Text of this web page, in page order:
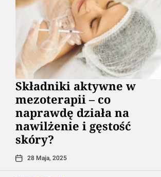
Składniki aktywne w
mezoterapii – co
naprawdę działa na
nawilżenie i gęstość
skóry?
28 Maja, 2025